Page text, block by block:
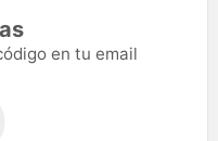
en tu email